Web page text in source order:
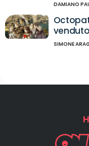
DAMIANO
SIMONE